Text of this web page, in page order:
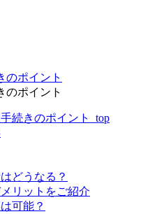
のポイント
のポイント
続きのポイント_top
どうなる？
リットをご紹介
可能？